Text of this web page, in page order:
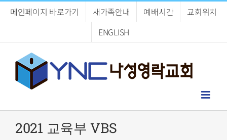
메인페이지 바로가기 새가족안내 예배시간
교회위치
ENGLISH
2021 교육부 VBS